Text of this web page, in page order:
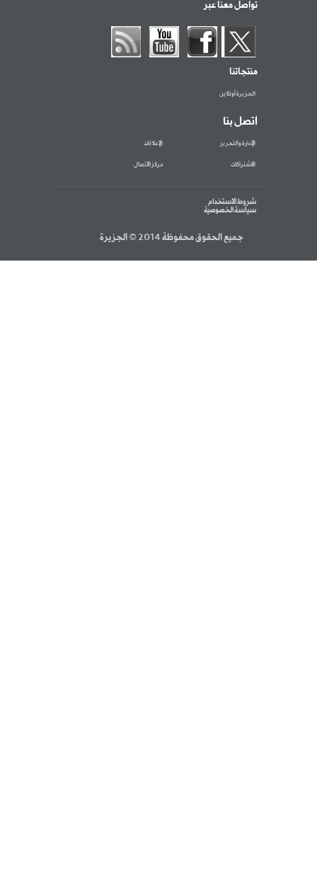
تواصل معنا عبر
منتجاتنا
الجزيرة أونلاين
اتصل بنا
الإدارة والتحرير الإعلانات
الاشتراكات مركز الاتصال
شروط الاستخدام
سياسة الخصوصية
جميع الحقوق محفوظة 2014 © الجزيرة